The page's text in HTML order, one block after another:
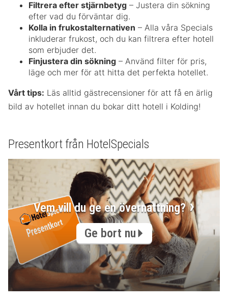
Filtrera efter stjärnbetyg – Justera din sökning
efter vad du förväntar dig.
Kolla in frukostalternativen – Alla våra Specials
inkluderar frukost, och du kan filtrera efter hotell
som erbjuder det.
Finjustera din sökning – Använd filter för pris,
läge och mer för att hitta det perfekta hotellet.
Vårt tips: Läs alltid gästrecensioner för att få en ärlig
bild av hotellet innan du bokar ditt hotell i Kolding!
Presentkort från HotelSpecials
Vem vill du ge en övernattning?
Ge bort nu